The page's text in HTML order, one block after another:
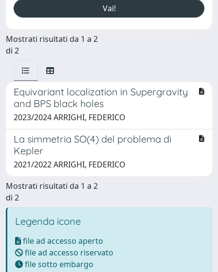
Mostrati risultati da 1 a 2
di 2
Equivariant localization in Supergravity
and BPS black holes
2023/2024 ARRIGHI, FEDERICO
La simmetria SO(4) del problema di
Kepler
2021/2022 ARRIGHI, FEDERICO
Mostrati risultati da 1 a 2
di 2
Legenda icone
file ad accesso aperto
file ad accesso riservato
file sotto embargo